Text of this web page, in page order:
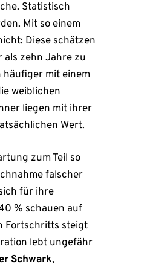
Statistisch
Mit so einem
Diese schätzen
zehn Jahre zu
häufiger mit einem
weiblichen
liegen mit ihrer
Wert.
zum Teil so
falscher
für ihre
% schauen auf
Fortschritts steigt
lebt ungefähr
Schwark,